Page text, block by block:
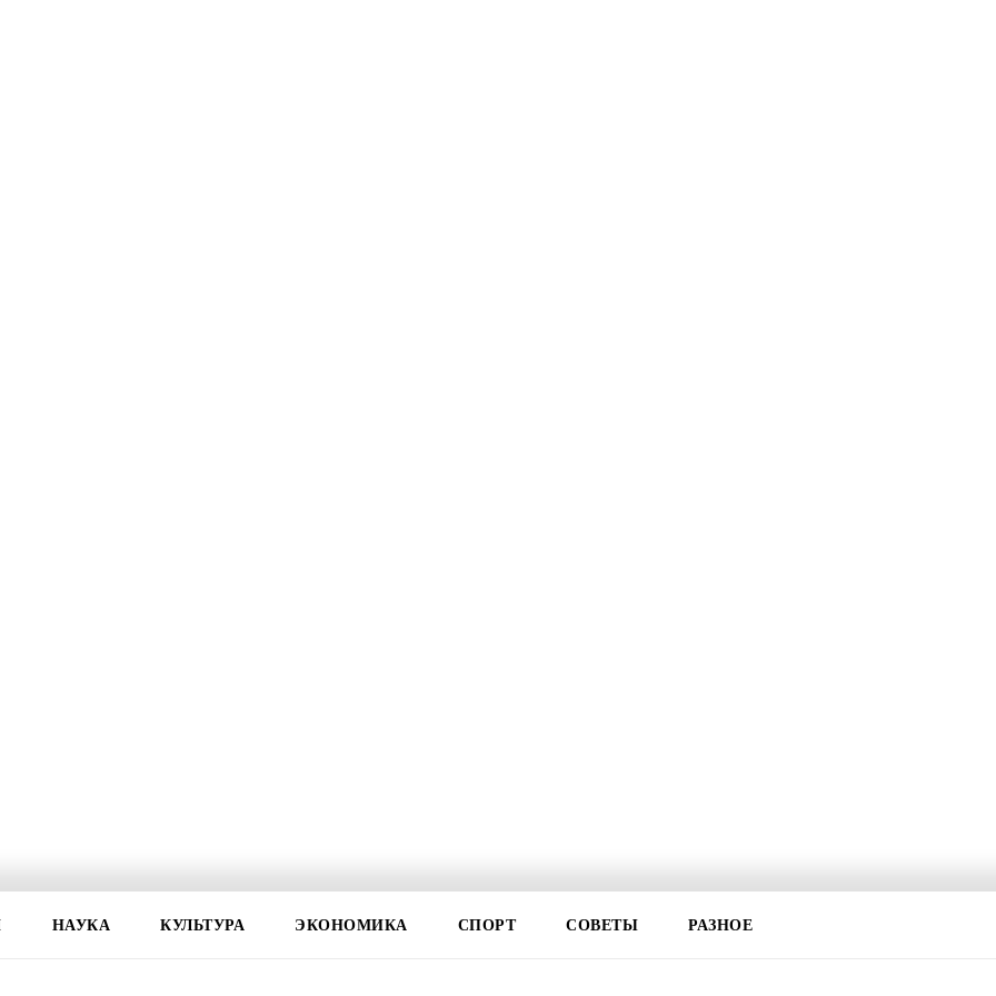
НАУКА КУЛЬТУРА ЭКОНОМИКА СПОРТ СОВЕТЫ РАЗНОЕ